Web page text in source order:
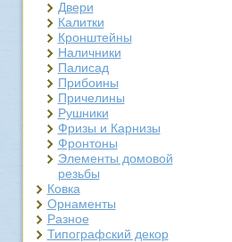
Двери
Калитки
Кронштейны
Наличники
Палисад
Прибоины
Причелины
Рушники
Фризы и Карнизы
Фронтоны
Элементы домовой
резьбы
Ковка
Орнаменты
Разное
Типографский декор